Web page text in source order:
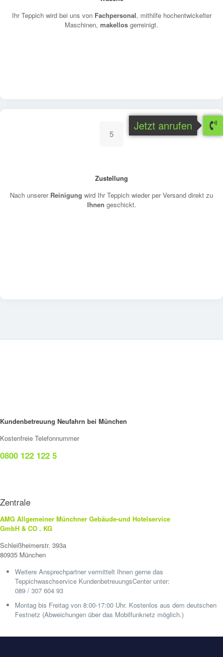
Ihr Teppich wird bei uns von Fachpersonal, mithilfe hochentwickelter
Maschinen, makellos gerreinigt.
5
Zustellung
Nach unserer Reinigung wird Ihr Teppich wieder per Versand direkt zu
Ihnen geschickt.
Kundenbetreuung Neufahrn bei München
Kostenfreie Telefonnummer
0800 122 122 5
Zentrale
AMG Allgemeiner Münchner Gebäude-und Hotelservice
GmbH & CO . KG
Schleißheimerstr. 393a
80935 München
Weitere Ansprechpartner vermittelt Ihnen gerne das
Teppichwaschservice KundenbetreuungsCenter unter:
089 / 307 604 93
Montag bis Freitag von 8:00-17:00 Uhr. Kostenlos aus dem deutschen
Festnetz (Abweichungen über das Mobilfunknetz möglich.)
Jetzt anrufen